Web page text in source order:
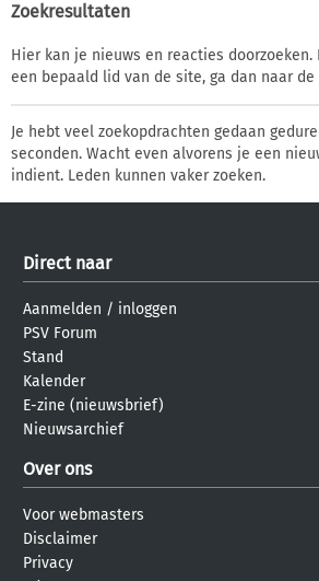
Zoekresultaten
Hier kan je nieuws en reacties doorzoeken.
een bepaald lid van de site, ga dan naar de
Je hebt veel zoekopdrachten gedaan
seconden. Wacht even alvorens je een
indient. Leden kunnen vaker zoeken.
Direct naar
Aanmelden / inloggen
PSV Forum
Stand
Kalender
E-zine (nieuwsbrief)
Nieuwsarchief
Over ons
Voor webmasters
Disclaimer
Privacy